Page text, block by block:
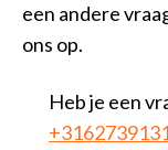
een andere
ons op.
Heb je een